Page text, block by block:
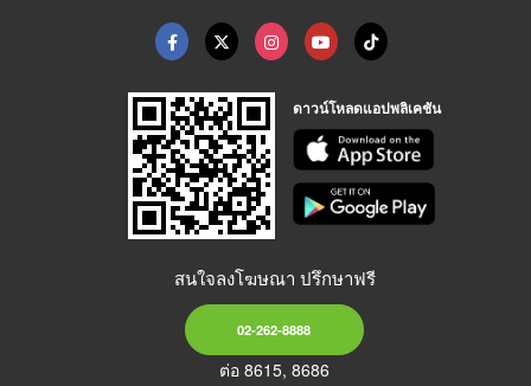
ดาวน์โหลดแอปพลิเคชัน
สนใจลงโฆษณา ปรึกษาฟรี
02-262-8888
ต่อ 8615, 8686